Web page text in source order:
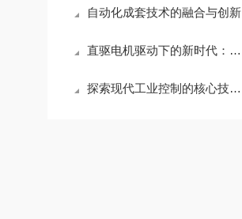
自动化成套技术的融合与创新
直驱电机驱动下的新时代：智能制造的引擎
探索现代工业控制的核心技术：可编程逻辑控制器（PLC）